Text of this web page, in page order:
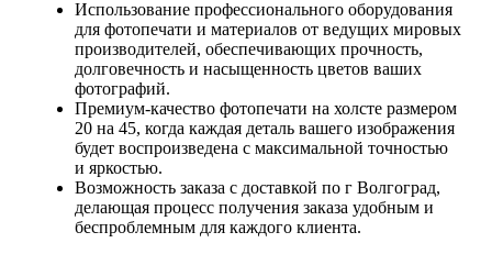
Использование профессионального оборудования
для фотопечати и материалов от ведущих мировых
производителей, обеспечивающих прочность,
долговечность и насыщенность цветов ваших
фотографий.
Премиум-качество фотопечати на холсте размером
20 на 45, когда каждая деталь вашего изображения
будет воспроизведена с максимальной точностью
и яркостью.
Возможность заказа с доставкой по г Волгоград,
делающая процесс получения заказа удобным и
беспроблемным для каждого клиента.